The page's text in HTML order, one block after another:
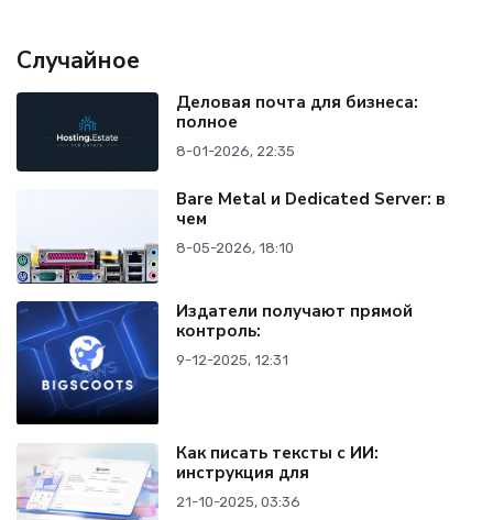
Случайное
Деловая почта для бизнеса:
полное
8-01-2026, 22:35
Bare Metal и Dedicated Server: в
чем
8-05-2026, 18:10
Издатели получают прямой
контроль:
9-12-2025, 12:31
Как писать тексты с ИИ:
инструкция для
21-10-2025, 03:36